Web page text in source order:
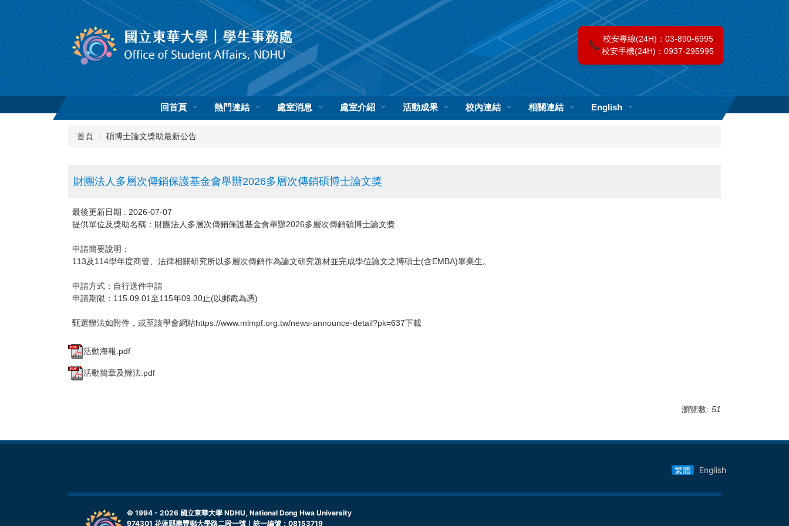
📞 校安專線(24H)：03-890-6995
校安手機(24H)：0937-295995
回首頁 熱門連結 處室消息 處室介紹 活動成果 校內連結 相關連結 English
首頁 碩博士論文獎助最新公告
財團法人多層次傳銷保護基金會舉辦2026多層次傳銷碩博士論文獎
最後更新日期 : 2026-07-07
提供單位及獎助名稱：財團法人多層次傳銷保護基金會舉辦2026多層次傳銷碩博士論文獎
申請簡要說明：
113及114學年度商管、法律相關研究所以多層次傳銷作為論文研究題材並完成學位論文之博碩士(含EMBA)畢業生。
申請方式：自行送件申請
申請期限：115.09.01至115年09.30止(以郵戳為憑)
甄選辦法如附件，或至該學會網站https://www.mlmpf.org.tw/news-announce-detail?pk=637下載
活動海報.pdf
活動簡章及辦法.pdf
瀏覽數: 51
繁體 English
© 1994 - 2026 國立東華大學 NDHU, National Dong Hwa University
974301 花蓮縣壽豐鄉大學路二段一號｜統一編號：08153719